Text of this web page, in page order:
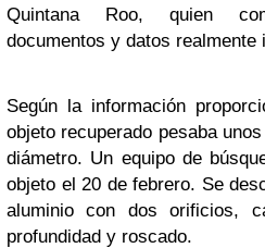
Quintana Roo, quien
documentos y datos realmente
Según la información
objeto recuperado pesaba
diámetro. Un equipo de
objeto el 20 de febrero. Se
aluminio con dos orificios,
profundidad y roscado.